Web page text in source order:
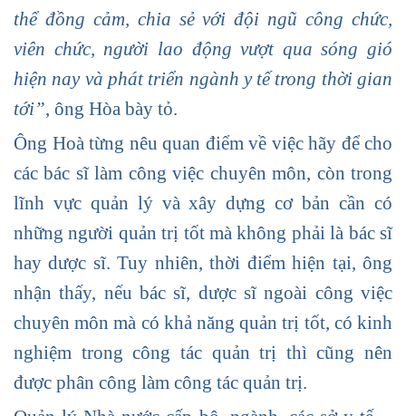
thể đồng cảm, chia sẻ với đội ngũ công chức,
viên chức, người lao động vượt qua sóng gió
hiện nay và phát triển ngành y tế trong thời gian
tới”, ông Hòa bày tỏ.
Ông Hoà từng nêu quan điểm về việc hãy để cho
các bác sĩ làm công việc chuyên môn, còn trong
lĩnh vực quản lý và xây dựng cơ bản cần có
những người quản trị tốt mà không phải là bác sĩ
hay dược sĩ. Tuy nhiên, thời điểm hiện tại, ông
nhận thấy, nếu bác sĩ, dược sĩ ngoài công việc
chuyên môn mà có khả năng quản trị tốt, có kinh
nghiệm trong công tác quản trị thì cũng nên
được phân công làm công tác quản trị.